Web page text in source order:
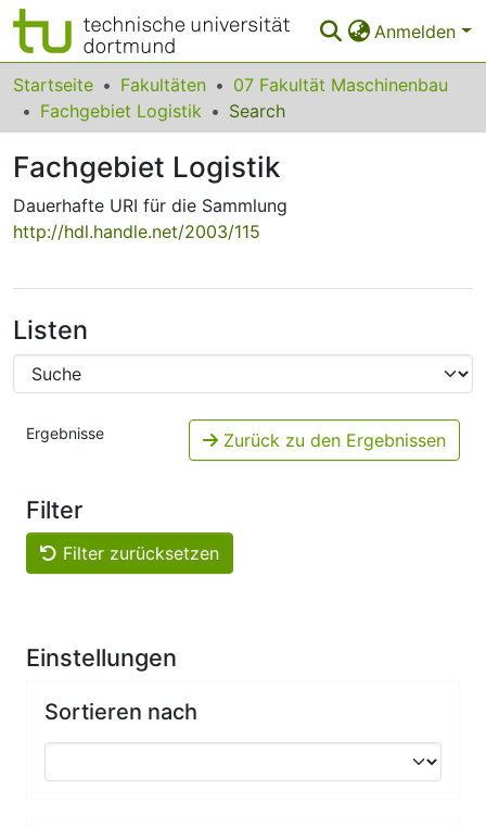
Anmelden
Bereiche & Sammlungen
Das gesamte Repositorium
Statistiken
FAQ
Startseite Fakultäten
07 Fakultät Maschinenbau
Fachgebiet Logistik
Search
Fachgebiet Logistik
Dauerhafte URI für die Sammlung
http://hdl.handle.net/2003/115
Listen
Ergebnisse Zurück zu den Ergebnissen
Filter
Filter zurücksetzen
Einstellungen
Sortieren nach